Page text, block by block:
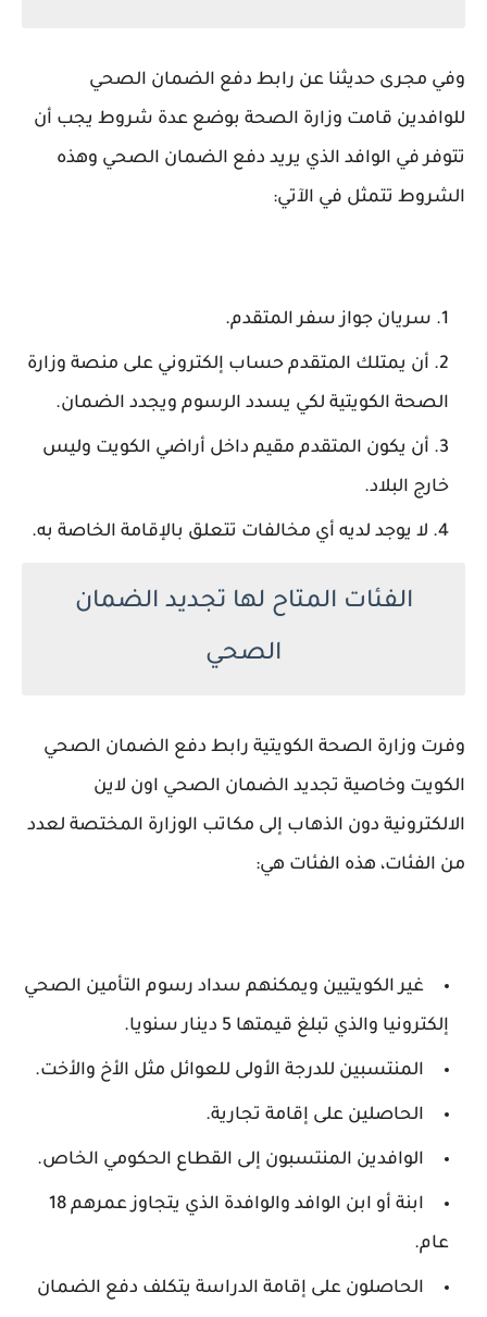
وفي مجرى حديثنا عن رابط دفع الضمان الصحي
للوافدين قامت وزارة الصحة بوضع عدة شروط يجب أن
تتوفر في الوافد الذي يريد دفع الضمان الصحي وهذه
الشروط تتمثل في الآتي:
سريان جواز سفر المتقدم.
أن يمتلك المتقدم حساب إلكتروني على منصة وزارة
الصحة الكويتية لكي يسدد الرسوم ويجدد الضمان.
أن يكون المتقدم مقيم داخل أراضي الكويت وليس
خارج البلاد.
لا يوجد لديه أي مخالفات تتعلق بالإقامة الخاصة به.
الفئات المتاح لها تجديد الضمان
الصحي
وفرت وزارة الصحة الكويتية رابط دفع الضمان الصحي
الكويت وخاصية تجديد الضمان الصحي اون لاين
الالكترونية دون الذهاب إلى مكاتب الوزارة المختصة لعدد
من الفئات، هذه الفئات هي:
غير الكويتيين ويمكنهم سداد رسوم التأمين الصحي
إلكترونيا والذي تبلغ قيمتها 5 دينار سنويا.
المنتسبين للدرجة الأولى للعوائل مثل الأخ والأخت.
الحاصلين على إقامة تجارية.
الوافدين المنتسبون إلى القطاع الحكومي الخاص.
ابنة أو ابن الوافد والوافدة الذي يتجاوز عمرهم 18
عام.
الحاصلون على إقامة الدراسة يتكلف دفع الضمان